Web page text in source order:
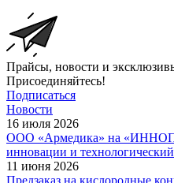
Прайсы, новости и
Присоединяйтесь!
Подписаться
Новости
16 июля 2026
ООО «Армедика» на
инновации и
11 июня 2026
Предзаказ на кислородные